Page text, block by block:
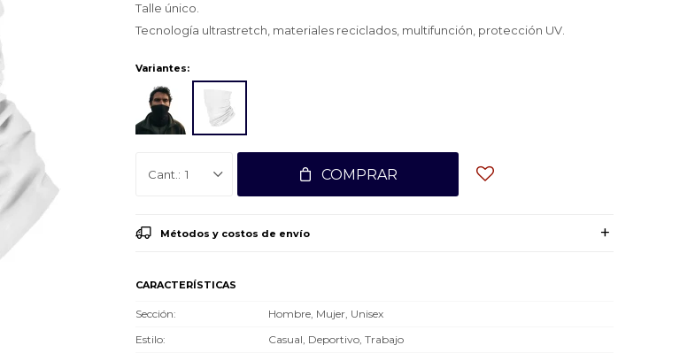
Talle único.
Tecnología ultrastretch, materiales reciclados, multifunción, protección UV.
Variantes:
1 COMPRAR
Métodos y costos de envío
CARACTERÍSTICAS
Sección
Hombre, Mujer, Unisex
Estilo
Casual, Deportivo, Trabajo